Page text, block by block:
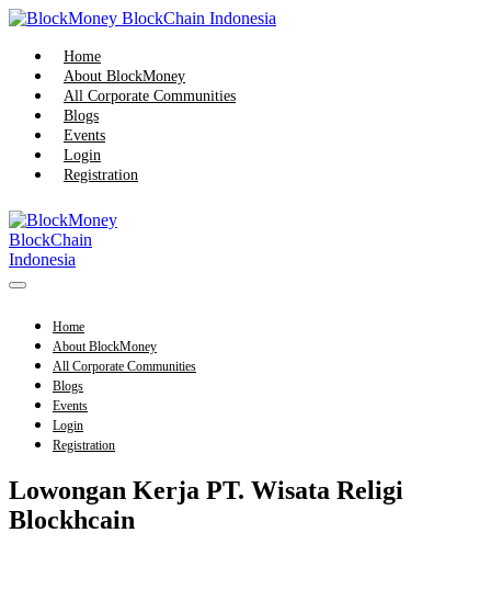
Skip
content
Home
About BlockMoney
All Corporate Communities
Blogs
Events
Login
Registration
Menu
Home
About BlockMoney
All Corporate Communities
Blogs
Events
Login
Registration
Lowongan Kerja PT. Wisata Religi
Blockhcain